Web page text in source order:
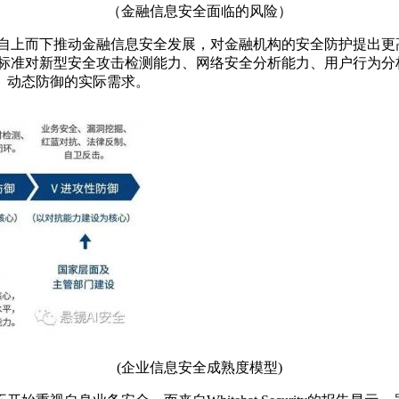
（金融信息安全面临的风险）
而下推动金融信息安全发展，对金融机构的安全防护提出
对新型安全攻击检测能力、网络安全分析能力、用户行为
态防御的实际需求。
(企业信息安全成熟度模型)